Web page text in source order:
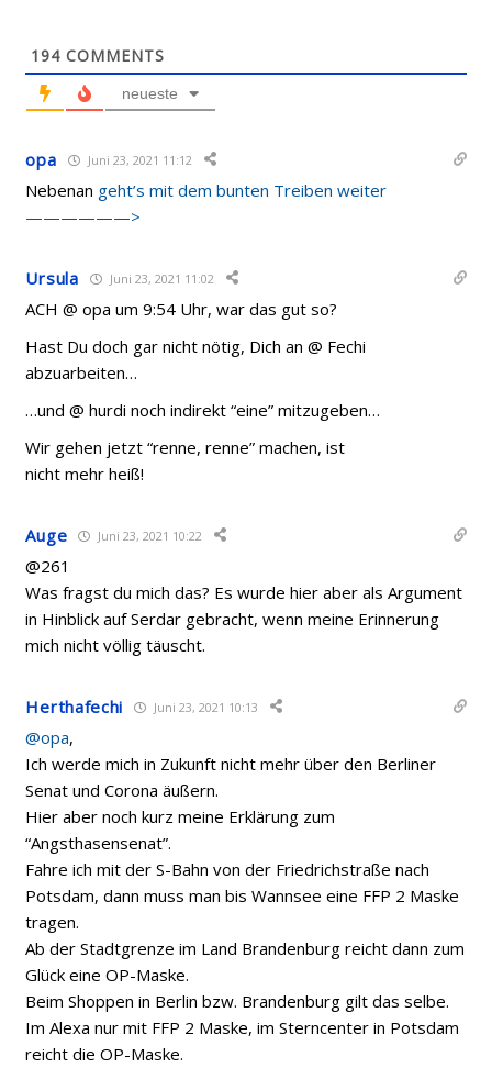
194 COMMENTS
neueste
opa Juni 23, 2021 11:12
Nebenan geht’s mit dem bunten Treiben weiter
——————>
Ursula Juni 23, 2021 11:02
ACH @ opa um 9:54 Uhr, war das gut so?
Hast Du doch gar nicht nötig, Dich an @ Fechi
abzuarbeiten…
…und @ hurdi noch indirekt “eine” mitzugeben…
Wir gehen jetzt “renne, renne” machen, ist
nicht mehr heiß!
Auge Juni 23, 2021 10:22
@261
Was fragst du mich das? Es wurde hier aber als Argument
in Hinblick auf Serdar gebracht, wenn meine Erinnerung
mich nicht völlig täuscht.
Herthafechi Juni 23, 2021 10:13
@opa,
Ich werde mich in Zukunft nicht mehr über den Berliner
Senat und Corona äußern.
Hier aber noch kurz meine Erklärung zum
“Angsthasensenat”.
Fahre ich mit der S-Bahn von der Friedrichstraße nach
Potsdam, dann muss man bis Wannsee eine FFP 2 Maske
tragen.
Ab der Stadtgrenze im Land Brandenburg reicht dann zum
Glück eine OP-Maske.
Beim Shoppen in Berlin bzw. Brandenburg gilt das selbe.
Im Alexa nur mit FFP 2 Maske, im Sterncenter in Potsdam
reicht die OP-Maske.